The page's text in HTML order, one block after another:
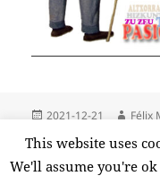
Publicado
2021-12-21 Autor
Félix
urquijo,san tomas,santo
This website uses
We'll assume you're